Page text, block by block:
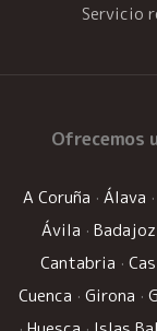
Servicio
Ofrecemos
A Coruña · Álava ·
Ávila · Badajoz
Cantabria ·
Cuenca · Girona ·